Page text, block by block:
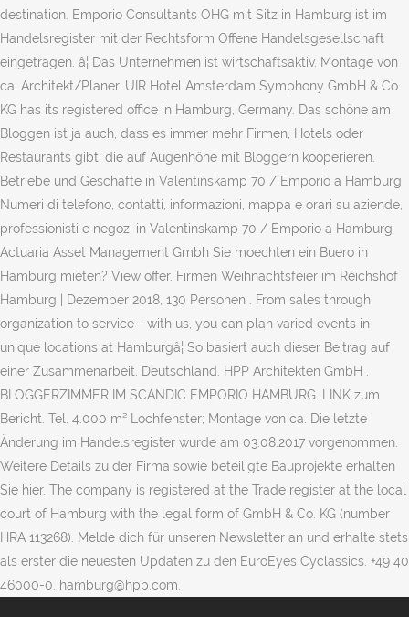
destination. Emporio Consultants OHG mit Sitz in Hamburg ist im
Handelsregister mit der Rechtsform Offene Handelsgesellschaft
eingetragen. â¦ Das Unternehmen ist wirtschaftsaktiv. Montage von
ca. Architekt/Planer. UIR Hotel Amsterdam Symphony GmbH & Co.
KG has its registered office in Hamburg, Germany. Das schöne am
Bloggen ist ja auch, dass es immer mehr Firmen, Hotels oder
Restaurants gibt, die auf Augenhöhe mit Bloggern kooperieren.
Betriebe und Geschäfte in Valentinskamp 70 / Emporio a Hamburg
Numeri di telefono, contatti, informazioni, mappa e orari su aziende,
professionisti e negozi in Valentinskamp 70 / Emporio a Hamburg
Actuaria Asset Management Gmbh Sie moechten ein Buero in
Hamburg mieten? View offer. Firmen Weihnachtsfeier im Reichshof
Hamburg | Dezember 2018, 130 Personen . From sales through
organization to service - with us, you can plan varied events in
unique locations at Hamburgâ¦ So basiert auch dieser Beitrag auf
einer Zusammenarbeit. Deutschland. HPP Architekten GmbH .
BLOGGERZIMMER IM SCANDIC EMPORIO HAMBURG. LINK zum
Bericht. Tel. 4.000 m² Lochfenster; Montage von ca. Die letzte
Änderung im Handelsregister wurde am 03.08.2017 vorgenommen.
Weitere Details zu der Firma sowie beteiligte Bauprojekte erhalten
Sie hier. The company is registered at the Trade register at the local
court of Hamburg with the legal form of GmbH & Co. KG (number
HRA 113268). Melde dich für unseren Newsletter an und erhalte stets
als erster die neuesten Updaten zu den EuroEyes Cyclassics. +49 40
46000-0. hamburg@hpp.com.